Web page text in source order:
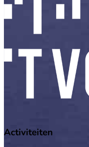
Activiteiten